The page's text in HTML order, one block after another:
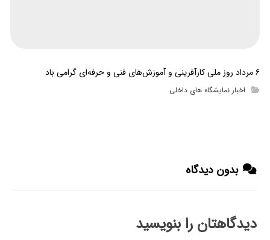
۶ مرداد روز ملی کارآفرینی و آموزش‌های فنی و حرفه‌ای گرامی باد
اخبار نمایشگاه های داخلی
بدون دیدگاه
دیدگاهتان را بنویسید